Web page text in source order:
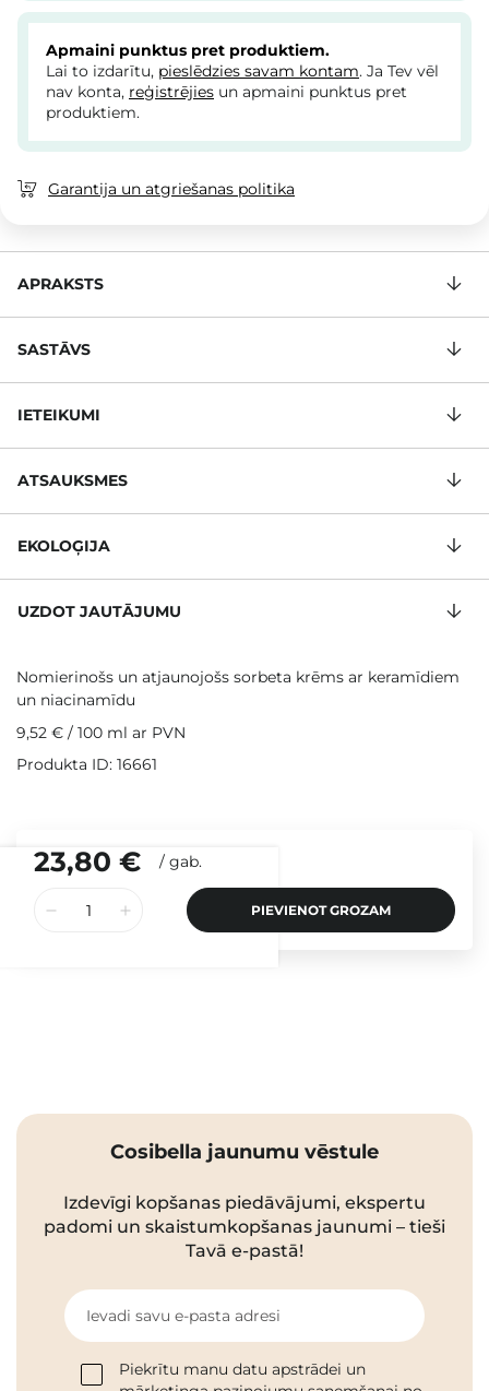
23,80 € / gab.
PIEVIENOT GROZAM
Apmaini punktus pret produktiem.
Lai to izdarītu, pieslēdzies savam kontam. Ja Tev vēl
nav konta, reģistrējies un apmaini punktus pret
produktiem.
Garantija un atgriešanas politika
APRAKSTS
SASTĀVS
IETEIKUMI
ATSAUKSMES
EKOLOĢIJA
UZDOT JAUTĀJUMU
Nomierinošs un atjaunojošs sorbeta krēms ar keramīdiem
un niacinamīdu
9,52 € / 100 ml ar PVN
Produkta ID: 16661
Cosibella jaunumu vēstule
Izdevīgi kopšanas piedāvājumi, ekspertu
padomi un skaistumkopšanas jaunumi – tieši
Tavā e-pastā!
Ievadi savu e-pasta adresi
Piekrītu manu datu apstrādei un